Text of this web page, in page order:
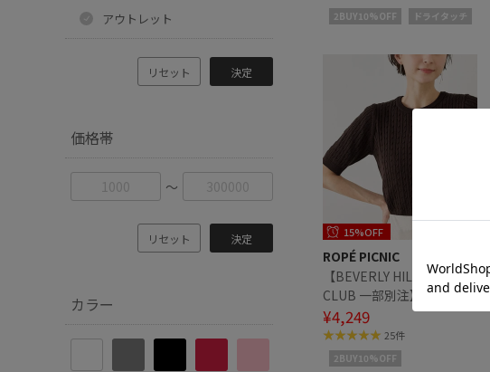
アウトレット
リセット 決定
価格帯
〜
リセット 決定
カラー
2BUY10%OFF ドライタッチ
15%OFF
ROPÉ PICNIC
【BEVERLY HILLS POLO
CLUB 一部別注】ケーブル
ニットプルオーバー/リン
クコーデ
¥4,249
25件
2BUY10%OFF